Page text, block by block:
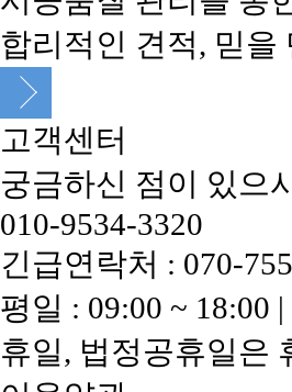
합리적인 견적, 믿을
고객센터
궁금하신 점이 있으
010-9534-3320
긴급연락처 : 070-
평일 : 09:00 ~ 18:00
휴일, 법정공휴일은